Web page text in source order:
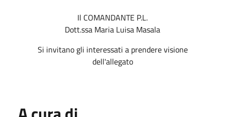
Il COMANDANTE P.L.
Dott.ssa Maria Luisa Masala
Si invitano gli interessati a prendere visione
dell'allegato